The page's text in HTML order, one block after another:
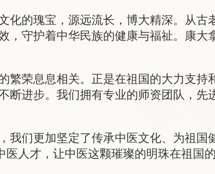
化的瑰宝，源远流长，博大精深。从
，守护着中华民族的健康与福祉。康
繁荣息息相关。正是在祖国的大力支
断进步。我们拥有专业的师资团队，
我们更加坚定了传承中医文化、为祖
医人才，让中医这颗璀璨的明珠在祖国